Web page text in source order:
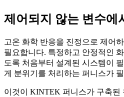
제어되지 않는 변수에
고온 화학 반응을 진정으로 제어
필요합니다. 특정하고 안정적인
도록 처음부터 설계된 시스템이
게 분위기를 처리하는 퍼니스가
이것이 KINTEK 퍼니스가 구축된